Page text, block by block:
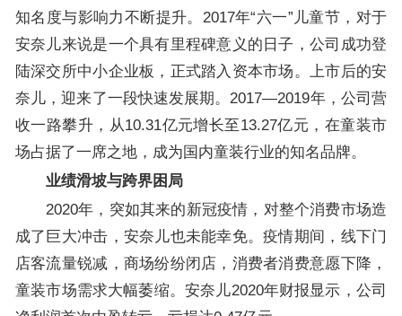
知名度与影响力不断提升。2017年“六一”儿童节，对于
安奈儿来说是一个具有里程碑意义的日子，公司成功登
陆深交所中小企业板，正式踏入资本市场。上市后的安
奈儿，迎来了一段快速发展期。2017—2019年，公司营
收一路攀升，从10.31亿元增长至13.27亿元，在童装市
场占据了一席之地，成为国内童装行业的知名品牌。
业绩滑坡与跨界困局
2020年，突如其来的新冠疫情，对整个消费市场造
成了巨大冲击，安奈儿也未能幸免。疫情期间，线下门
店客流量锐减，商场纷纷闭店，消费者消费意愿下降，
童装市场需求大幅萎缩。安奈儿2020年财报显示，公司